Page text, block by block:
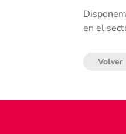
en el
Volver